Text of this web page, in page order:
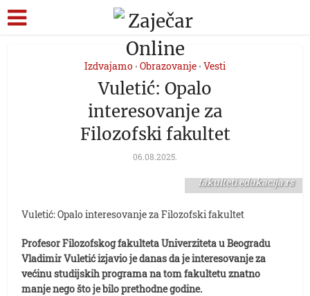
Izdvajamo • Obrazovanje • Vesti
Vuletić: Opalo
interesovanje za
Filozofski fakultet
06.08.2025.
fakulteti.edukacija.rs
Vuletić: Opalo interesovanje za Filozofski fakultet
Profesor Filozofskog fakulteta Univerziteta u Beogradu
Vladimir Vuletić izjavio je danas da je interesovanje za
većinu studijskih programa na tom fakultetu znatno
manje nego što je bilo prethodne godine.